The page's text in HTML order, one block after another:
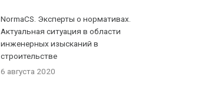
NormaCS. Эксперты о нормативах.
Актуальная ситуация в области
инженерных изысканий в
строительстве
6 августа 2020